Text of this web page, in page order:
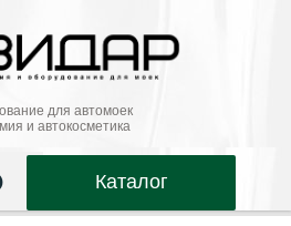
для автомоек
и автокосметика
Каталог